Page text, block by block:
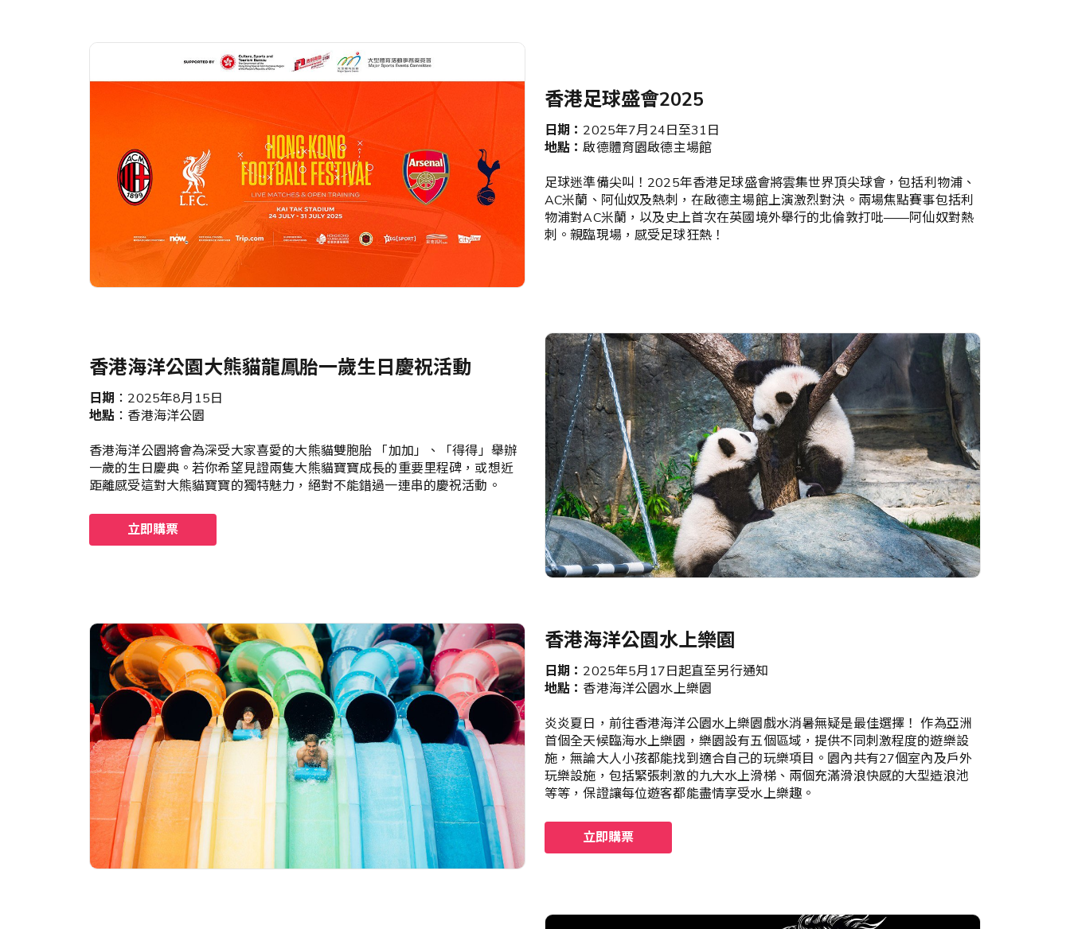
香港足球盛會2025
日期： 2025年7月24日至31日
地點：啟德體育園啟德主場館
足球迷準備尖叫！2025年香港足球盛會將雲集世界頂尖球會，包括利物浦、
AC米蘭、阿仙奴及熱刺，在啟德主場館上演激烈對決。兩場焦點賽事包括利
物浦對AC米蘭，以及史上首次在英國境外舉行的北倫敦打吡——阿仙奴對熱
刺。親臨現場，感受足球狂熱！
香港海洋公園大熊貓龍鳳胎一歲生日慶祝活動
日期 ：2025年8月15日
地點 ：香港海洋公園
香港海洋公園將會為深受大家喜愛的大熊貓雙胞胎 「加加」、「得得」舉辦
一歲的生日慶典。若你希望見證兩隻大熊貓寶寶成長的重要里程碑，或想近
距離感受這對大熊貓寶寶的獨特魅力，絕對不能錯過一連串的慶祝活動。
立即購票
香港海洋公園水上樂園
日期： 2025年5月17日起直至另行通知
地點： 香港海洋公園水上樂園
炎炎夏日，前往香港海洋公園水上樂園戲水消暑無疑是最佳選擇！ 作為亞洲
首個全天候臨海水上樂園，樂園設有五個區域，提供不同刺激程度的遊樂設
施，無論大人小孩都能找到適合自己的玩樂項目。園內共有27個室內及戶外
玩樂設施，包括緊張刺激的九大水上滑梯、兩個充滿滑浪快感的大型造浪池
等等，保證讓每位遊客都能盡情享受水上樂趣。
立即購票